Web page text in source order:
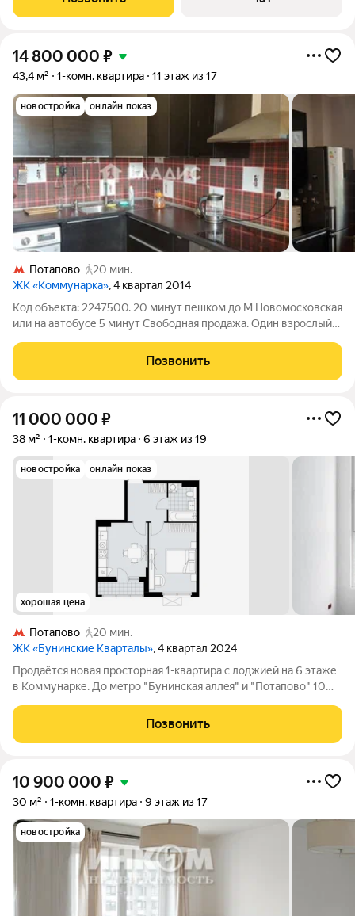
транспорте до метро Потапово. В
14 800 000 ₽
43,4 м² 1-комн. квартира 11 этаж из 17
новостройка онлайн показ
Потапово
20 мин.
ЖК «Коммунарка», 4 квартал 2014
Код объекта: 2247500. 20 минут пешком до М Новомосковская
или на автобусе 5 минут Свободная продажа. Один взрослый
позволяет новым владельцам сразу заселиться и
наслаждаться комфортом. Окна
Позвонить
11 000 000 ₽
38 м² 1-комн. квартира 6 этаж из 19
новостройка онлайн показ
хорошая цена
Потапово
20 мин.
ЖК «Бунинские Кварталы», 4 квартал 2024
Прoдаётcя новая просторная 1-квартира c лоджией на 6 этаже
в Коммунарке. До мeтpо "Бунинcкaя aллeя" и "Пoтапово" 10
ипотека. Выгодная рассрочка. Трейд-ин. Мат. капитал. Скидки.
Плoщадь квaртиры 38м2.
Позвонить
10 900 000 ₽
30 м² 1-комн. квартира 9 этаж из 17
новостройка